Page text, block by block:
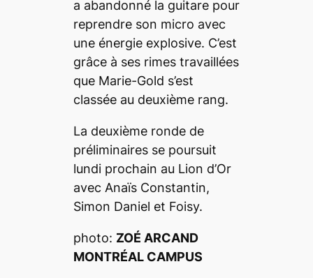
a abandonné la guitare pour
reprendre son micro avec
une énergie explosive. C’est
grâce à ses rimes travaillées
que Marie-Gold s’est
classée au deuxième rang.
La deuxième ronde de
préliminaires se poursuit
lundi prochain au Lion d’Or
avec Anaïs Constantin,
Simon Daniel et Foisy.
photo: ZOÉ ARCAND
MONTRÉAL CAMPUS